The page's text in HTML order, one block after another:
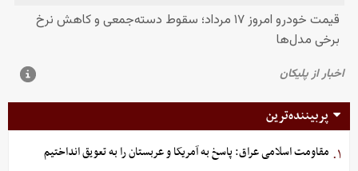
پربیننده‌ترین
۱. مقاومت اسلامی عراق: پاسخ به آمریکا و عربستان را به تعویق انداختیم